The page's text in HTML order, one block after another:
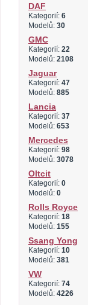
DAF
Kategorií: 6
Modelů: 30
GMC
Kategorií: 22
Modelů: 2108
Jaguar
Kategorií: 47
Modelů: 885
Lancia
Kategorií: 37
Modelů: 653
Mercedes
Kategorií: 98
Modelů: 3078
Oltcit
Kategorií: 0
Modelů: 0
Rolls Royce
Kategorií: 18
Modelů: 155
Ssang Yong
Kategorií: 10
Modelů: 381
VW
Kategorií: 74
Modelů: 4226